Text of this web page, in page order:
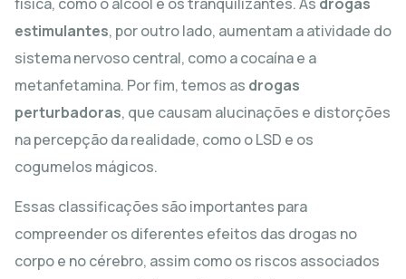
estimulantes, por outro lado, aumentam a atividade do
sistema nervoso central, como a cocaína e a
metanfetamina. Por fim, temos as drogas
perturbadoras, que causam alucinações e distorções
na percepção da realidade, como o LSD e os
cogumelos mágicos.
Essas classificações são importantes para
compreender os diferentes efeitos das drogas no
corpo e no cérebro, assim como os riscos associados